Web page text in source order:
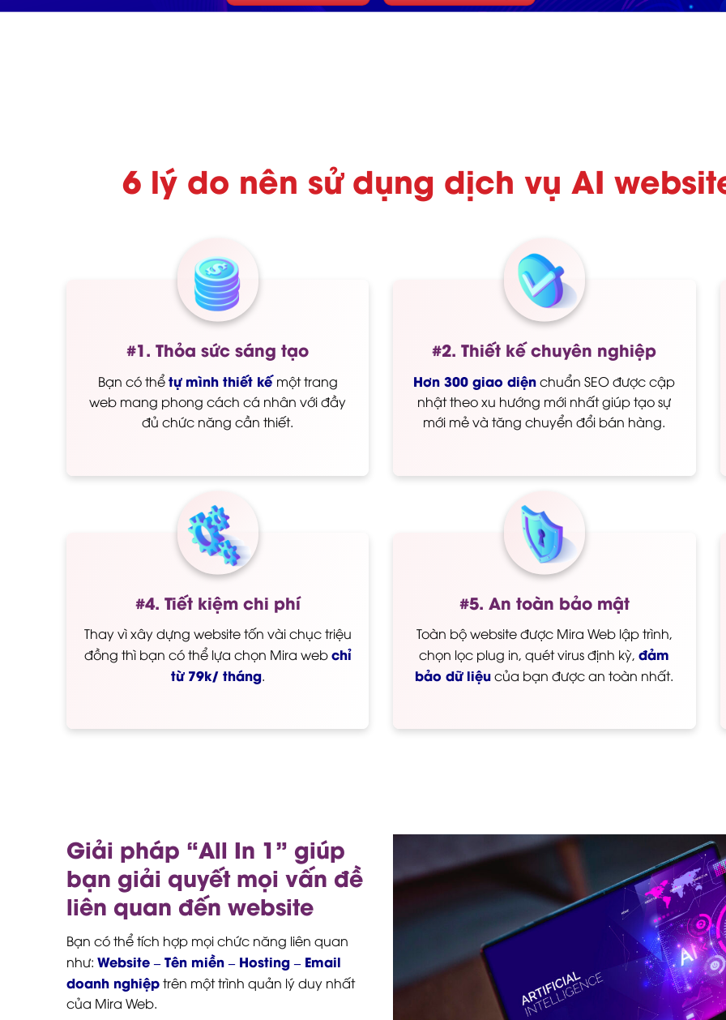
6 lý do nên sử dụng dịch vụ AI
#1. Thỏa sức sáng tạo
Bạn có thểtự mình thiết kếmột trang
web mang phong cách cá nhân với đầy
đủ chức năng cần thiết.
#2. Thiết kế chuyên nghiệp
Hơn 300 giao diệnchuẩn SEO được cập
nhật theo xu hướng mới nhất giúp tạo sự
mới mẻ và tăng chuyển đổi bán hàng.
#4. Tiết kiệm chi phí
Thay vì xây dựng website tốn vài chục triệu
đồng thì bạn có thể lựa chọn Mira webchỉ
từ 79k/ tháng.
#5. An toàn bảo mật
Toàn bộ website được Mira Web lập trình,
chọn lọc plug in, quét virus định kỳ,đảm
bảo dữ liệucủa bạn được an toàn nhất.
Giải pháp “All In 1” giúp
bạn giải quyết mọi vấn đề
liên quan đến website
Bạn có thể tích hợp mọi chức năng liên quan
như: Website – Tên miền – Hosting – Email
doanh nghiệptrên một trình quản lý duy nhất
của Mira Web.